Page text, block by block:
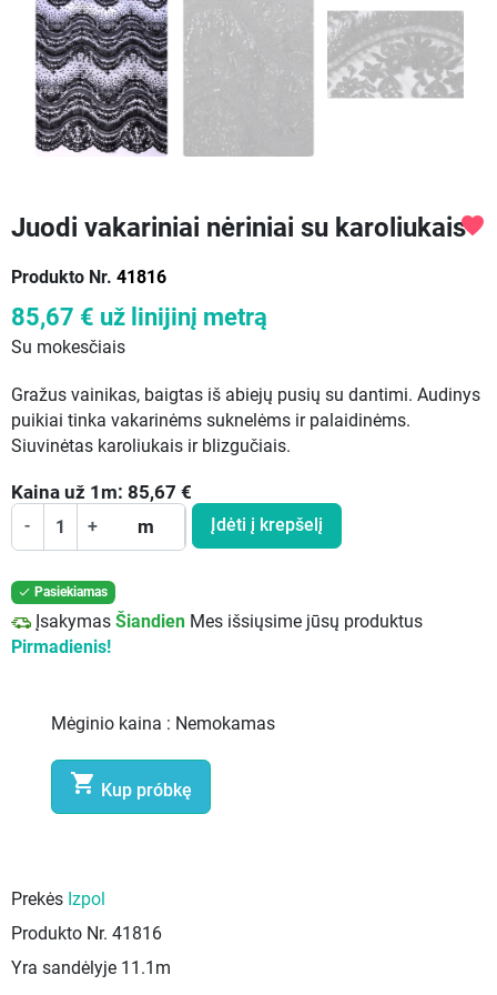
Juodi vakariniai nėriniai su karoliukais
Produkto Nr. 41816
favorite
85,67 € už linijinį metrą
Su mokesčiais
Gražus vainikas, baigtas iš abiejų pusių su dantimi. Audinys
puikiai tinka vakarinėms suknelėms ir palaidinėms.
Siuvinėtas karoliukais ir blizgučiais.
Kaina už 1 m: 85,67 €
- + m Įdėti į krepšelį
 Pasiekiamas
Įsakymas Šiandien Mes išsiųsime jūsų produktus
Pirmadienis!
Mėginio kaina : Nemokamas
 Kup próbkę
Prekės Izpol
Produkto Nr. 41816
Yra sandėlyje 11.1m